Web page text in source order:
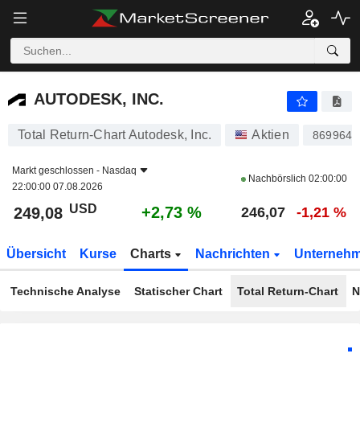
AUTODESK, INC.
AUTODESK, INC.
Total Return-Chart Autodesk, Inc. Aktien 869964
Markt geschlossen - Nasdaq
22:00:00 07.08.2026
Nachbörslich 02:00:00
249,08 USD +2,73 % 246,07 -1,21 %
Übersicht Kurse Charts Nachrichten
Technische Analyse Statischer Chart Total Return-Chart